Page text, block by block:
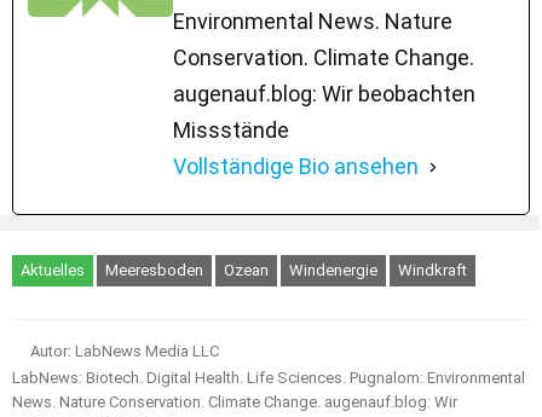
Environmental News. Nature
Conservation. Climate Change.
augenauf.blog: Wir beobachten
Missstände
Vollständige Bio ansehen
Aktuelles Meeresboden Ozean Windenergie Windkraft
Autor: LabNews Media LLC
LabNews: Biotech. Digital Health. Life Sciences. Pugnalom: Environmental
News. Nature Conservation. Climate Change. augenauf.blog: Wir